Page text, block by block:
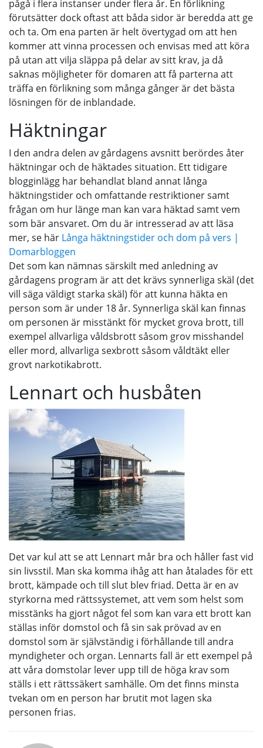
pågå i flera instanser under flera år. En förlikning
förutsätter dock oftast att båda sidor är beredda att ge
och ta. Om ena parten är helt övertygad om att hen
kommer att vinna processen och envisas med att köra
på utan att vilja släppa på delar av sitt krav, ja då
saknas möjligheter för domaren att få parterna att
träffa en förlikning som många gånger är det bästa
lösningen för de inblandade.
Häktningar
I den andra delen av gårdagens avsnitt berördes åter
häktningar och de häktades situation. Ett tidigare
blogginlägg har behandlat bland annat långa
häktningstider och omfattande restriktioner samt
frågan om hur länge man kan vara häktad samt vem
som bär ansvaret. Om du är intresserad av att läsa
mer, se här Långa häktningstider och dom på vers |
Domarbloggen
Det som kan nämnas särskilt med anledning av
gårdagens program är att det krävs synnerliga skäl (det
vill säga väldigt starka skäl) för att kunna häkta en
person som är under 18 år. Synnerliga skäl kan finnas
om personen är misstänkt för mycket grova brott, till
exempel allvarliga våldsbrott såsom grov misshandel
eller mord, allvarliga sexbrott såsom våldtäkt eller
grovt narkotikabrott.
Lennart och husbåten
Det var kul att se att Lennart mår bra och håller fast vid
sin livsstil. Man ska komma ihåg att han åtalades för ett
brott, kämpade och till slut blev friad. Detta är en av
styrkorna med rättssystemet, att vem som helst som
misstänks ha gjort något fel som kan vara ett brott kan
ställas inför domstol och få sin sak prövad av en
domstol som är självständig i förhållande till andra
myndigheter och organ. Lennarts fall är ett exempel på
att våra domstolar lever upp till de höga krav som
ställs i ett rättssäkert samhälle. Om det finns minsta
tvekan om en person har brutit mot lagen ska
personen frias.